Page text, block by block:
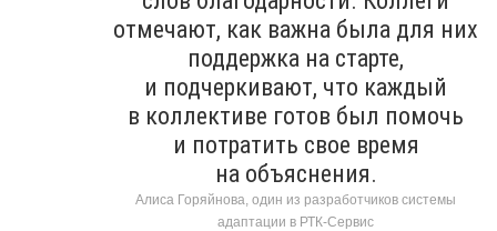
отмечают, как важна была для них
поддержка на старте,
и подчеркивают, что каждый
в коллективе готов был помочь
и потратить свое время
на объяснения.
Алиса Горяйнова, один из разработчиков системы
адаптации в РТК-Сервис